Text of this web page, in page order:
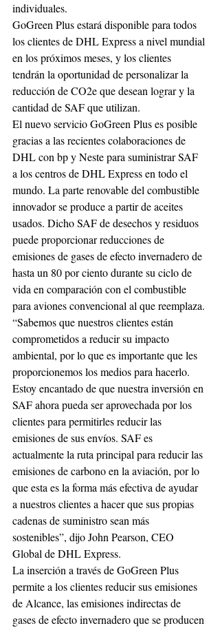
individuales.
GoGreen Plus estará disponible para todos
los clientes de DHL Express a nivel mundial
en los próximos meses, y los clientes
tendrán la oportunidad de personalizar la
reducción de CO2e que desean lograr y la
cantidad de SAF que utilizan.
El nuevo servicio GoGreen Plus es posible
gracias a las recientes colaboraciones de
DHL con bp y Neste para suministrar SAF
a los centros de DHL Express en todo el
mundo. La parte renovable del combustible
innovador se produce a partir de aceites
usados. Dicho SAF de desechos y residuos
puede proporcionar reducciones de
emisiones de gases de efecto invernadero de
hasta un 80 por ciento durante su ciclo de
vida en comparación con el combustible
para aviones convencional al que reemplaza.
“Sabemos que nuestros clientes están
comprometidos a reducir su impacto
ambiental, por lo que es importante que les
proporcionemos los medios para hacerlo.
Estoy encantado de que nuestra inversión en
SAF ahora pueda ser aprovechada por los
clientes para permitirles reducir las
emisiones de sus envíos. SAF es
actualmente la ruta principal para reducir las
emisiones de carbono en la aviación, por lo
que esta es la forma más efectiva de ayudar
a nuestros clientes a hacer que sus propias
cadenas de suministro sean más
sostenibles”, dijo John Pearson, CEO
Global de DHL Express.
La inserción a través de GoGreen Plus
permite a los clientes reducir sus emisiones
de Alcance, las emisiones indirectas de
gases de efecto invernadero que se producen